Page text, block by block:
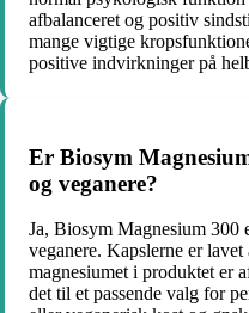
afbalanceret og positiv
mange vigtige
positive indvirkninger på
Er Biosym
og veganere?
Ja, Biosym Magnesium 300
veganere. Kapslerne er
magnesiumet i produktet er
det til et passende valg for